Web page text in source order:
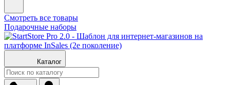
Смотреть все товары
Подарочные наборы
Каталог